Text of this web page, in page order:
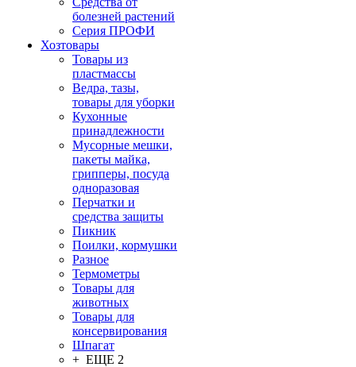
болезней растений
Серия ПРОФИ
Хозтовары
Товары из
пластмассы
Ведра, тазы,
товары для уборки
Кухонные
принадлежности
Мусорные мешки,
пакеты майка,
грипперы, посуда
одноразовая
Перчатки и
средства защиты
Пикник
Поилки, кормушки
Разное
Термометры
Товары для
животных
Товары для
консервирования
Шпагат
+ ЕЩЕ 2